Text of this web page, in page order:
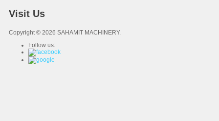
Visit Us
Copyright © 2026 SAHAMIT MACHINERY.
Follow us: